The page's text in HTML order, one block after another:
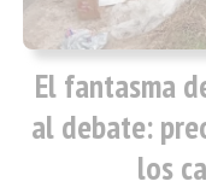
El fantasma
al debate:
los